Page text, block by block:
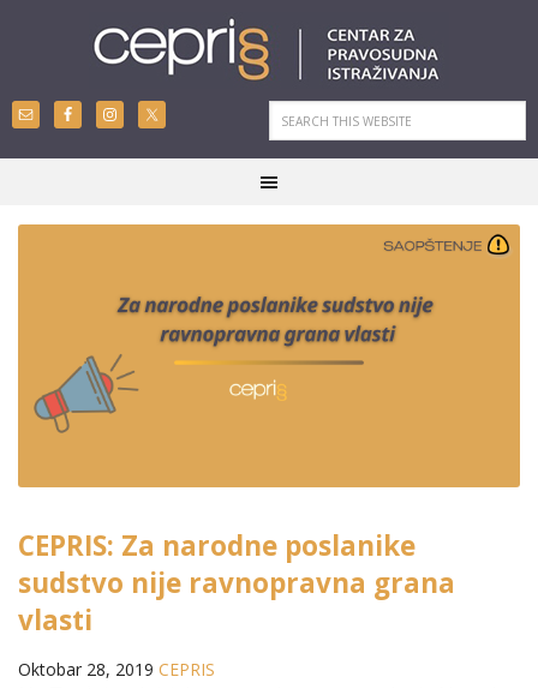
CEPRIS: Za narodne poslanike
sudstvo nije ravnopravna grana
vlasti
Oktobar 28, 2019 CEPRIS